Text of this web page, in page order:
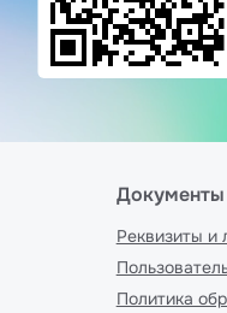
Документы
Реквизиты и
Политика